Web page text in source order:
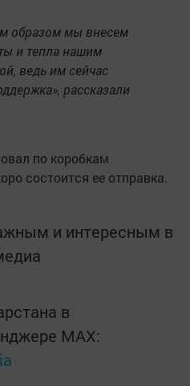
образом мы внесем
и тепла нашим
ведь им сейчас
рассказали
по коробкам
состоится ее отправка.
и интересным в
в
MАХ: